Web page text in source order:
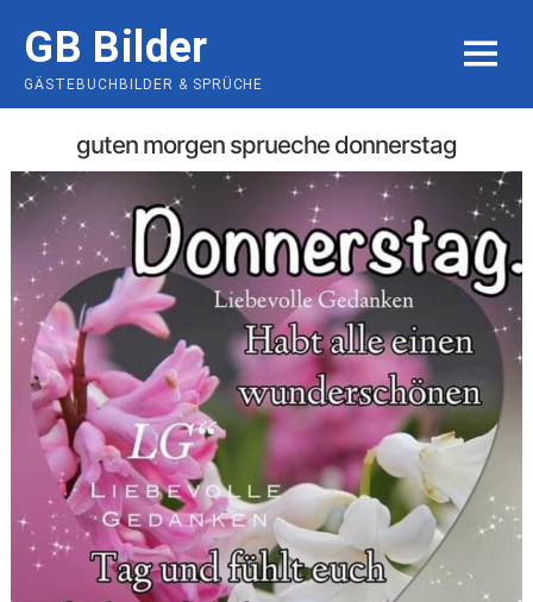
content
GB Bilder
GÄSTEBUCHBILDER & SPRÜCHE
MENU
guten morgen sprueche donnerstag